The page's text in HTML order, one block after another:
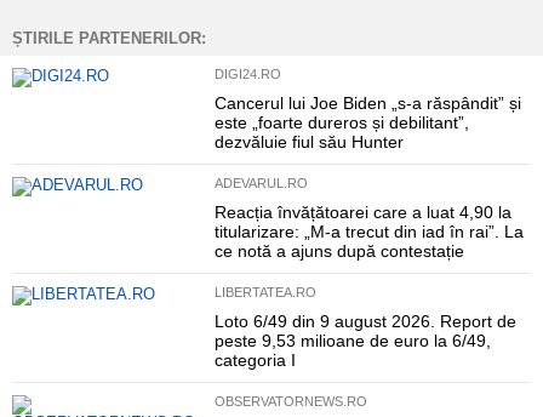
ȘTIRILE PARTENERILOR:
DIGI24.RO
Cancerul lui Joe Biden „s-a răspândit” și
este „foarte dureros și debilitant”,
dezvăluie fiul său Hunter
ADEVARUL.RO
Reacția învățătoarei care a luat 4,90 la
titularizare: „M-a trecut din iad în rai”. La
ce notă a ajuns după contestație
LIBERTATEA.RO
Loto 6/49 din 9 august 2026. Report de
peste 9,53 milioane de euro la 6/49,
categoria I
OBSERVATORNEWS.RO